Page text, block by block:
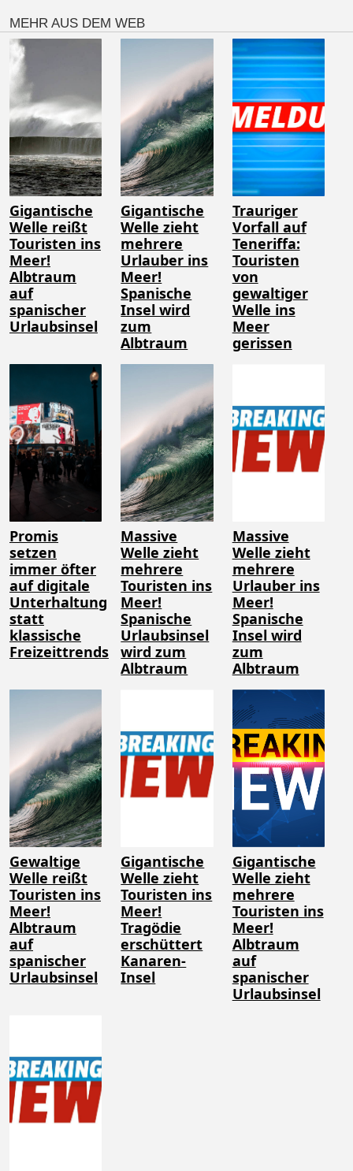
MEHR AUS DEM WEB
Gigantische
Welle reißt
Touristen ins
Meer!
Albtraum
auf
spanischer
Urlaubsinsel
Gigantische
Welle zieht
mehrere
Urlauber ins
Meer!
Spanische
Insel wird
zum
Albtraum
Trauriger
Vorfall auf
Teneriffa:
Touristen
von
gewaltiger
Welle ins
Meer
gerissen
Promis
setzen
immer öfter
auf digitale
Unterhaltung
statt
klassische
Freizeittrends
Massive
Welle zieht
mehrere
Touristen ins
Meer!
Spanische
Urlaubsinsel
wird zum
Albtraum
Massive
Welle zieht
mehrere
Urlauber ins
Meer!
Spanische
Insel wird
zum
Albtraum
Gewaltige
Welle reißt
Touristen ins
Meer!
Albtraum
auf
spanischer
Urlaubsinsel
Gigantische
Welle zieht
Touristen ins
Meer!
Tragödie
erschüttert
Kanaren-
Insel
Gigantische
Welle zieht
mehrere
Touristen ins
Meer!
Albtraum
auf
spanischer
Urlaubsinsel